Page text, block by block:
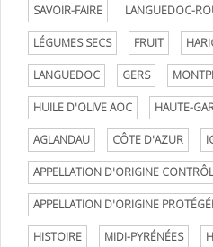
SAVOIR-FAIRE LANGUEDOC-
LÉGUMES SECS FRUIT
LANGUEDOC GERS
HUILE D'OLIVE AOC HAUTE-
AGLANDAU CÔTE D'AZUR
APPELLATION D'ORIGINE
APPELLATION D'ORIGINE
HISTOIRE MIDI-PYRÉNÉES